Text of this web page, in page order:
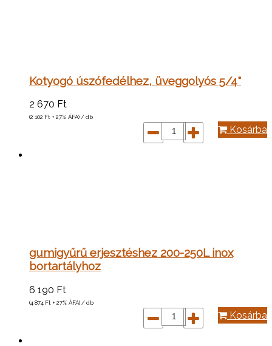
Kotyogó úszófedélhez, üveggolyós 5/4"
2 670 Ft
(2 102 Ft + 27% ÁFA) / db
Kosárba
gumigyűrű erjesztéshez 200-250L inox
bortartályhoz
6 190 Ft
(4 874 Ft + 27% ÁFA) / db
Kosárba